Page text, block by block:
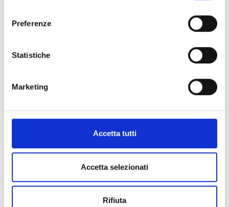
Preferenze
Statistiche
Marketing
Accetta tutti
Accetta selezionati
Rifiuta